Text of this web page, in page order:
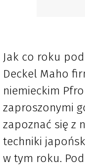
Jak co roku
Deckel Maho
niemieckim
zaproszonymi
zapoznać się z
techniki
w tym roku.